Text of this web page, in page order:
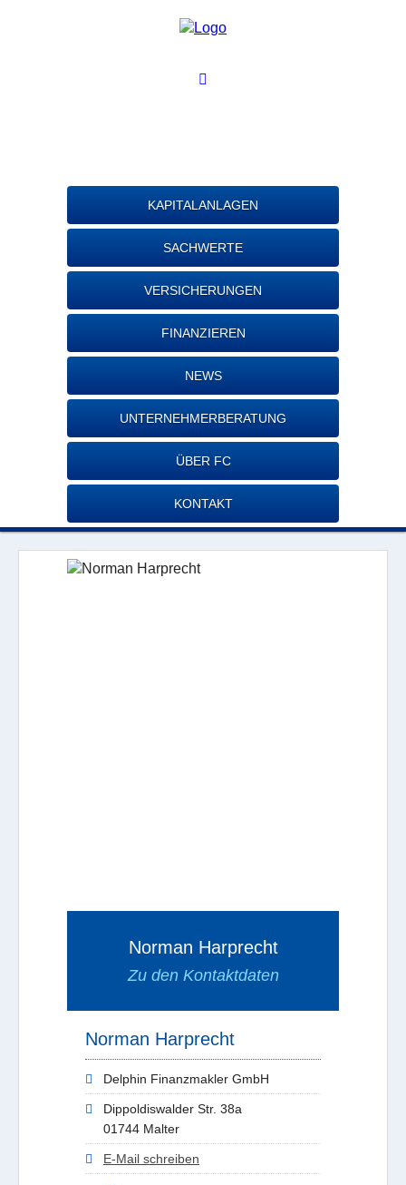
KAPITALANLAGEN
SACHWERTE
VERSICHERUNGEN
FINANZIEREN
NEWS
UNTERNEHMERBERATUNG
ÜBER FC
KONTAKT
Norman Harprecht
Zu den Kontaktdaten
Norman Harprecht
Delphin Finanzmakler GmbH
Dippoldiswalder Str. 38a
01744 Malter
E-Mail schreiben